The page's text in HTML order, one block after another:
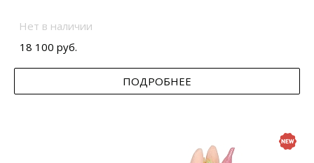
Нет в наличии
18 100 руб.
ПОДРОБНЕЕ